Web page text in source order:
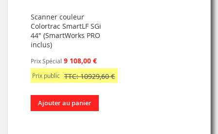
Scanner couleur
Colortrac SmartLF SGi
44" (SmartWorks PRO
inclus)
Prix Spécial 9 108,00 €
Prix public TTC: 10929,60 €
Ajouter au panier